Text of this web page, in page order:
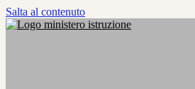
Salta al contenuto